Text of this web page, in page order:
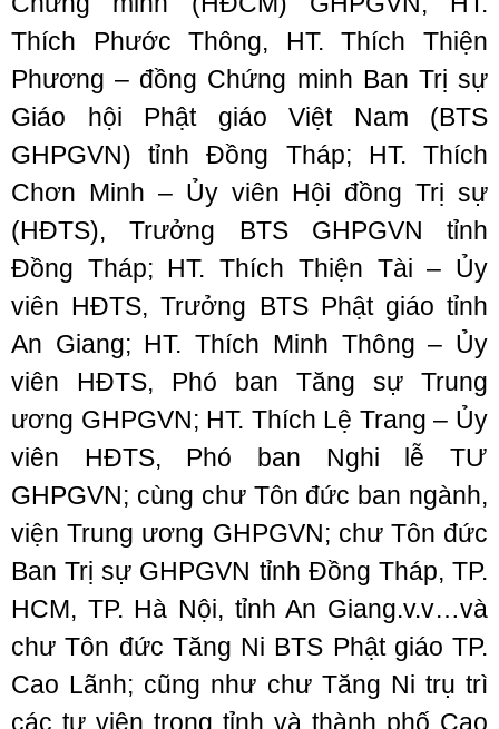
Thích Phước Thông, HT. Thích Thiện
Phương – đồng Chứng minh Ban Trị sự
Giáo hội Phật giáo Việt Nam (BTS
GHPGVN) tỉnh Đồng Tháp; HT. Thích
Chơn Minh – Ủy viên Hội đồng Trị sự
(HĐTS), Trưởng BTS GHPGVN tỉnh
Đồng Tháp; HT. Thích Thiện Tài – Ủy
viên HĐTS, Trưởng BTS Phật giáo tỉnh
An Giang; HT. Thích Minh Thông – Ủy
viên HĐTS, Phó ban Tăng sự Trung
ương GHPGVN; HT. Thích Lệ Trang – Ủy
viên HĐTS, Phó ban Nghi lễ TƯ
GHPGVN; cùng chư Tôn đức ban ngành,
viện Trung ương GHPGVN; chư Tôn đức
Ban Trị sự GHPGVN tỉnh Đồng Tháp, TP.
HCM, TP. Hà Nội, tỉnh An Giang.v.v…và
chư Tôn đức Tăng Ni BTS Phật giáo TP.
Cao Lãnh; cũng như chư Tăng Ni trụ trì
các tự viện trong tỉnh và thành phố Cao